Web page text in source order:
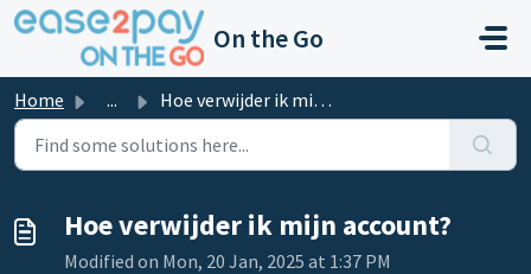
Skip to main content
On the Go
Home ... Hoe verwijder ik mijn account?
Hoe verwijder ik mijn account?
Modified on Mon, 20 Jan, 2025 at 1:37 PM